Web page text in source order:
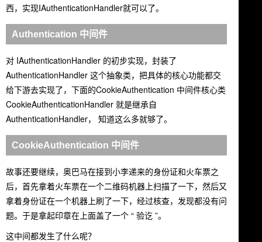
西，实现IAuthenticationHandler就可以了。
Authentication 中间件
对 IAuthenticationHandler 的初步实现，封装了
AuthenticationHandler 这个抽象类，把具体的核心功能都交
给下游去实现了，下面的CookieAuthentication 中间件核心类
CookieAuthenticationHandler 就是继承自
AuthenticationHandler， 知道这么多就够了。
CookieAuthentication 中间件
故事还要继续，奥巴马在接到小李递来的身份证和火车票之
后，首先拿着火车票在一个二维码机器上扫描了一下，然后又
拿着身份证在一个机器上刷了一下，经过核查，发现都没有问
题。于是拿起印章在上面盖了一个 “ 验讫 ”。
这中间都发生了什么呢？